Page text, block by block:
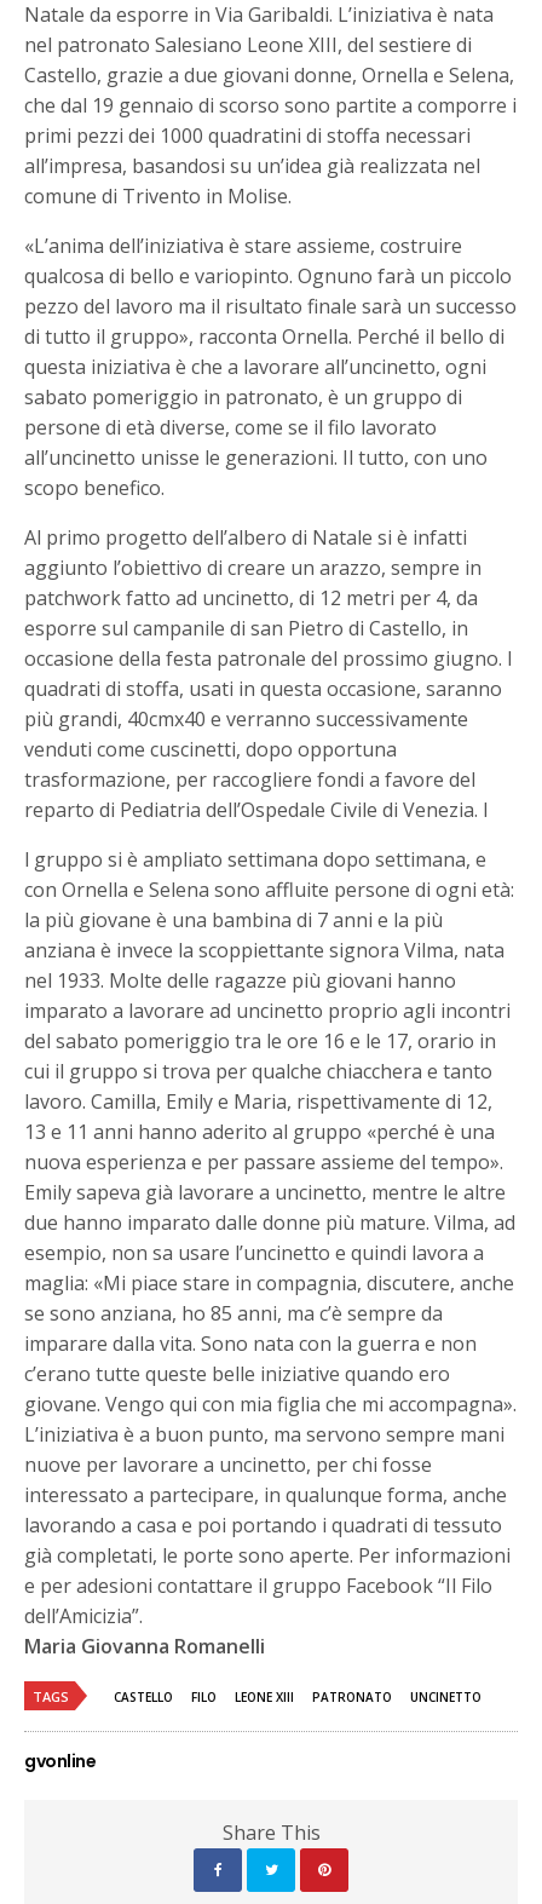
Natale da esporre in Via Garibaldi. L’iniziativa è nata
nel patronato Salesiano Leone XIII, del sestiere di
Castello, grazie a due giovani donne, Ornella e Selena,
che dal 19 gennaio di scorso sono partite a comporre i
primi pezzi dei 1000 quadratini di stoffa necessari
all’impresa, basandosi su un’idea già realizzata nel
comune di Trivento in Molise.
«L’anima dell’iniziativa è stare assieme, costruire
qualcosa di bello e variopinto. Ognuno farà un piccolo
pezzo del lavoro ma il risultato finale sarà un successo
di tutto il gruppo», racconta Ornella. Perché il bello di
questa iniziativa è che a lavorare all’uncinetto, ogni
sabato pomeriggio in patronato, è un gruppo di
persone di età diverse, come se il filo lavorato
all’uncinetto unisse le generazioni. Il tutto, con uno
scopo benefico.
Al primo progetto dell’albero di Natale si è infatti
aggiunto l’obiettivo di creare un arazzo, sempre in
patchwork fatto ad uncinetto, di 12 metri per 4, da
esporre sul campanile di san Pietro di Castello, in
occasione della festa patronale del prossimo giugno. I
quadrati di stoffa, usati in questa occasione, saranno
più grandi, 40cmx40 e verranno successivamente
venduti come cuscinetti, dopo opportuna
trasformazione, per raccogliere fondi a favore del
reparto di Pediatria dell’Ospedale Civile di Venezia. I
l gruppo si è ampliato settimana dopo settimana, e
con Ornella e Selena sono affluite persone di ogni età:
la più giovane è una bambina di 7 anni e la più
anziana è invece la scoppiettante signora Vilma, nata
nel 1933. Molte delle ragazze più giovani hanno
imparato a lavorare ad uncinetto proprio agli incontri
del sabato pomeriggio tra le ore 16 e le 17, orario in
cui il gruppo si trova per qualche chiacchera e tanto
lavoro. Camilla, Emily e Maria, rispettivamente di 12,
13 e 11 anni hanno aderito al gruppo «perché è una
nuova esperienza e per passare assieme del tempo».
Emily sapeva già lavorare a uncinetto, mentre le altre
due hanno imparato dalle donne più mature. Vilma, ad
esempio, non sa usare l’uncinetto e quindi lavora a
maglia: «Mi piace stare in compagnia, discutere, anche
se sono anziana, ho 85 anni, ma c’è sempre da
imparare dalla vita. Sono nata con la guerra e non
c’erano tutte queste belle iniziative quando ero
giovane. Vengo qui con mia figlia che mi accompagna».
L’iniziativa è a buon punto, ma servono sempre mani
nuove per lavorare a uncinetto, per chi fosse
interessato a partecipare, in qualunque forma, anche
lavorando a casa e poi portando i quadrati di tessuto
già completati, le porte sono aperte. Per informazioni
e per adesioni contattare il gruppo Facebook “Il Filo
dell’Amicizia”.
Maria Giovanna Romanelli
TAGS CASTELLO FILO LEONE XIII PATRONATO UNCINETTO
gvonline
Share This